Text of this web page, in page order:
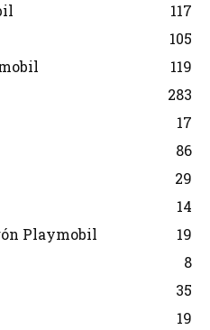
117
105
119
283
17
86
29
14
Playmobil
19
8
35
19